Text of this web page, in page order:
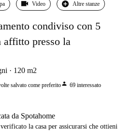
Video Altre stanze
condiviso con 5
affitto presso la
120 m2
salvato come preferitoperson 69 interessato
da Spotahome
la casa per assicurarsi che ottieni